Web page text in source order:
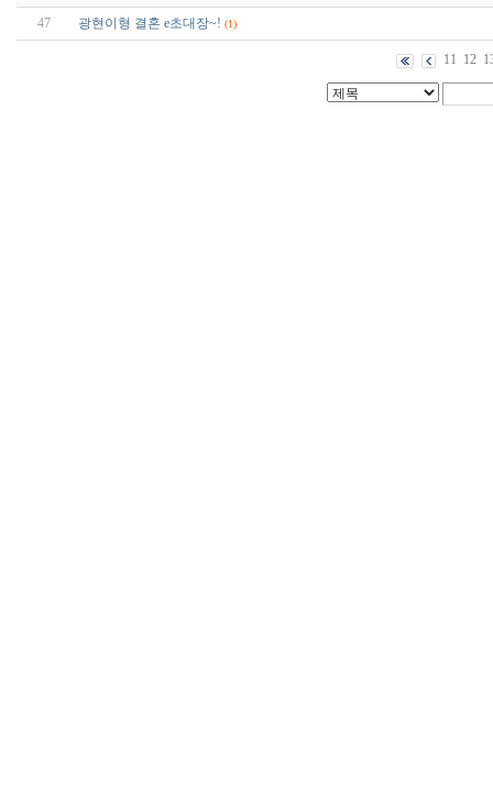
47 광현이형 결혼 e초대장~! (1)
11 12